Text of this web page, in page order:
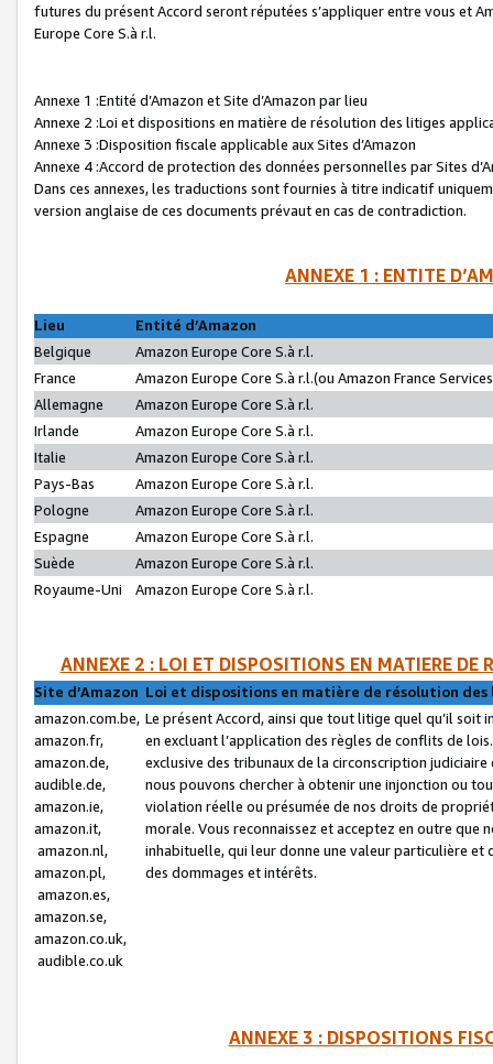
futures du présent Accord seront réputées s’appliquer entre vous et
Europe Core S.à r.l.
Annexe 1 :Entité d’Amazon et Site d’Amazon par lieu
Annexe 2 :Loi et dispositions en matière de résolution des litiges
Annexe 3 :Disposition fiscale applicable aux Sites d’Amazon
Annexe 4 :Accord de protection des données personnelles par Sites
Dans ces annexes, les traductions sont fournies à titre indicatif
version anglaise de ces documents prévaut en cas de contradiction.
ANNEXE 1 : ENTITE
Lieu
Entité d’Amazon
Belgique
Amazon Europe Core S.à r.l.
France
Amazon Europe Core S.à r.l.(ou Amazon France
Allemagne
Amazon Europe Core S.à r.l.
Irlande
Amazon Europe Core S.à r.l.
Italie
Amazon Europe Core S.à r.l.
Pays-Bas
Amazon Europe Core S.à r.l.
Pologne
Amazon Europe Core S.à r.l.
Espagne
Amazon Europe Core S.à r.l.
Suède
Amazon Europe Core S.à r.l.
Royaume-Uni
Amazon Europe Core S.à r.l.
ANNEXE 2 : LOI ET DISPOSITIONS EN MATIERE DE
Site d’Amazon Loi et dispositions en matière de résolution
amazon.com.be,
amazon.fr,
amazon.de,
audible.de,
amazon.ie,
amazon.it,
amazon.nl,
amazon.pl,
amazon.es,
amazon.se,
amazon.co.uk,
audible.co.uk
Le présent Accord, ainsi que tout litige quel qu’il soit
en excluant l’application des règles de conflits de
exclusive des tribunaux de la circonscription
nous pouvons chercher à obtenir une injonction ou
violation réelle ou présumée de nos droits de
morale. Vous reconnaissez et acceptez en outre que
inhabituelle, qui leur donne une valeur particulière
des dommages et intérêts.
ANNEXE 3 : DISPOSITIONS